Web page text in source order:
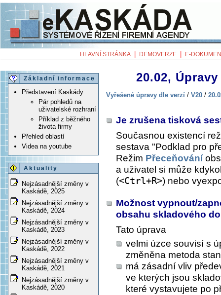
HLAVNÍ STRÁNKA DEMOVERZE E-
Základní informace
Představení Kaskády
Pár pohledů na
uživatelské rozhraní
Příklad z běžného
života firmy
Přehled oblastí
Videa na youtube
Aktuality
Nejzásadnější změny v
Kaskádě, 2025
Nejzásadnější změny v
Kaskádě, 2024
Nejzásadnější změny v
Kaskádě, 2023
Nejzásadnější změny v
Kaskádě, 2022
Nejzásadnější změny v
Kaskádě, 2021
Nejzásadnější změny v
Kaskádě, 2020
20.02,
Vyřešené úpravy dle verzí / V20 /
Je zrušena tisková
Současnou existencí
sestava "Podklad pro
Režim Přeceňování
a uživatel si může
(<Ctrl+R>) nebo
Možnost vypnout/
obsahu skladového
Tato úprava
velmi úzce souvisí s
změněna metoda
má zásadní vliv
ve kterých jsou
které vystavujete po